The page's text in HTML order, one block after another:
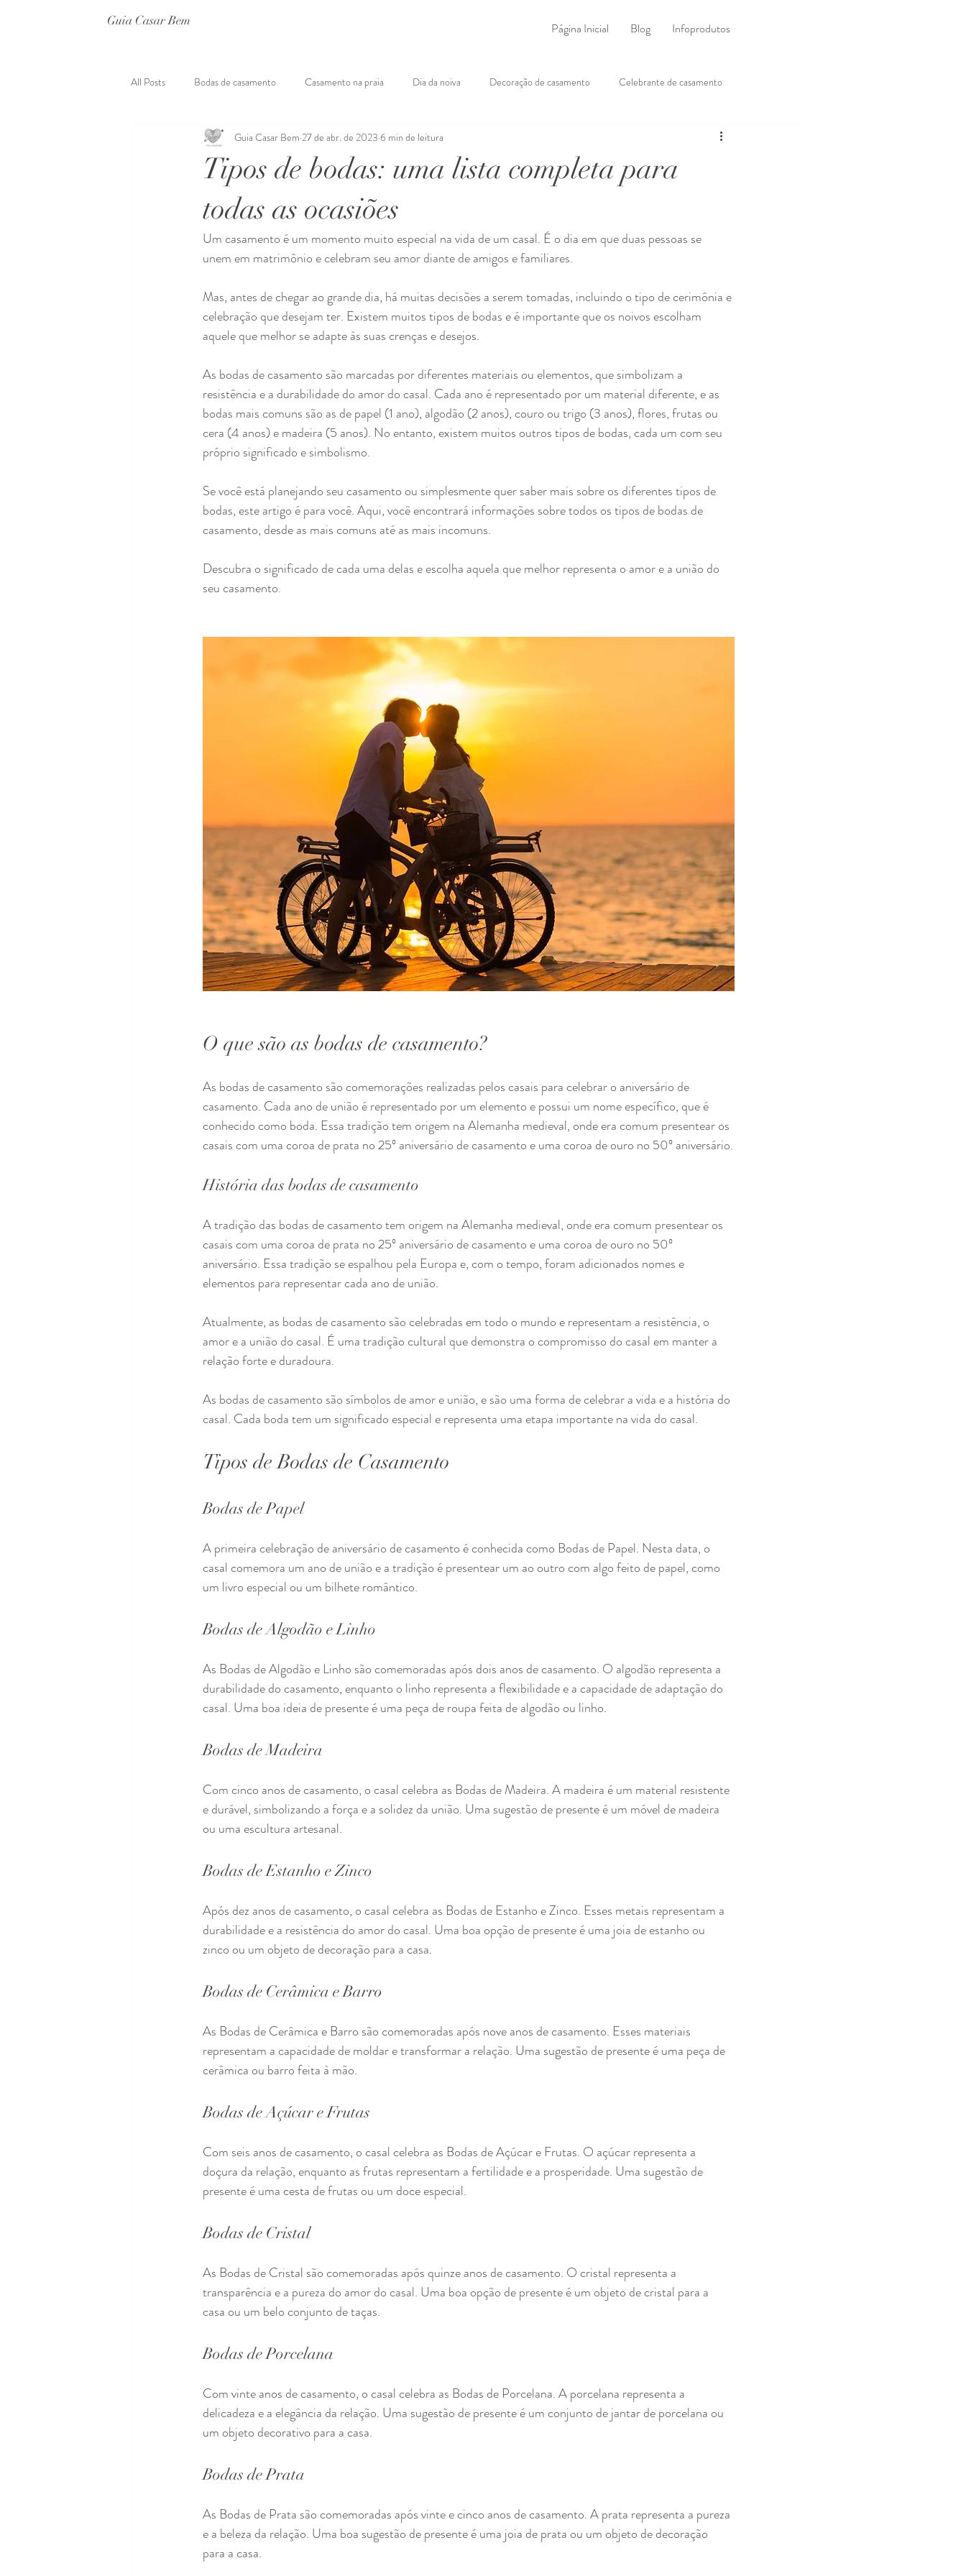
Guia Casar Bem Página Inicial Blog Infoprodutos
All Posts Bodas de casamento Casamento na praia Dia da noiva Decoração de casamento Celebrante de casamento
Lugar para Casamento Organização de casamento Músicas
Pedido de casamento Tema de casamento
Tipos de bodas: uma lista completa para
todas as ocasiões
Guia Casar Bem 27 de abr. de 2023 6 min de leitura
Um casamento é um momento muito especial na vida de um casal. É o dia em que duas pessoas se
unem em matrimônio e celebram seu amor diante de amigos e familiares.
Mas, antes de chegar ao grande dia, há muitas decisões a serem tomadas, incluindo o tipo de cerimônia e
celebração que desejam ter. Existem muitos tipos de bodas e é importante que os noivos escolham
aquele que melhor se adapte às suas crenças e desejos.
As bodas de casamento são marcadas por diferentes materiais ou elementos, que simbolizam a
resistência e a durabilidade do amor do casal. Cada ano é representado por um material diferente, e as
bodas mais comuns são as de papel (1 ano), algodão (2 anos), couro ou trigo (3 anos), flores, frutas ou
cera (4 anos) e madeira (5 anos). No entanto, existem muitos outros tipos de bodas, cada um com seu
próprio significado e simbolismo.
Se você está planejando seu casamento ou simplesmente quer saber mais sobre os diferentes tipos de
bodas, este artigo é para você. Aqui, você encontrará informações sobre todos os tipos de bodas de
casamento, desde as mais comuns até as mais incomuns.
Descubra o significado de cada uma delas e escolha aquela que melhor representa o amor e a união do
seu casamento.
O que são as bodas de casamento?
As bodas de casamento são comemorações realizadas pelos casais para celebrar o aniversário de
casamento. Cada ano de união é representado por um elemento e possui um nome específico, que é
conhecido como boda. Essa tradição tem origem na Alemanha medieval, onde era comum presentear os
casais com uma coroa de prata no 25º aniversário de casamento e uma coroa de ouro no 50º aniversário.
História das bodas de casamento
A tradição das bodas de casamento tem origem na Alemanha medieval, onde era comum presentear os
casais com uma coroa de prata no 25º aniversário de casamento e uma coroa de ouro no 50º
aniversário. Essa tradição se espalhou pela Europa e, com o tempo, foram adicionados nomes e
elementos para representar cada ano de união.
Atualmente, as bodas de casamento são celebradas em todo o mundo e representam a resistência, o
amor e a união do casal. É uma tradição cultural que demonstra o compromisso do casal em manter a
relação forte e duradoura.
As bodas de casamento são símbolos de amor e união, e são uma forma de celebrar a vida e a história do
casal. Cada boda tem um significado especial e representa uma etapa importante na vida do casal.
Tipos de Bodas de Casamento
Bodas de Papel
A primeira celebração de aniversário de casamento é conhecida como Bodas de Papel. Nesta data, o
casal comemora um ano de união e a tradição é presentear um ao outro com algo feito de papel, como
um livro especial ou um bilhete romântico.
Bodas de Algodão e Linho
As Bodas de Algodão e Linho são comemoradas após dois anos de casamento. O algodão representa a
durabilidade do casamento, enquanto o linho representa a flexibilidade e a capacidade de adaptação do
casal. Uma boa ideia de presente é uma peça de roupa feita de algodão ou linho.
Bodas de Madeira
Com cinco anos de casamento, o casal celebra as Bodas de Madeira. A madeira é um material resistente
e durável, simbolizando a força e a solidez da união. Uma sugestão de presente é um móvel de madeira
ou uma escultura artesanal.
Bodas de Estanho e Zinco
Após dez anos de casamento, o casal celebra as Bodas de Estanho e Zinco. Esses metais representam a
durabilidade e a resistência do amor do casal. Uma boa opção de presente é uma joia de estanho ou
zinco ou um objeto de decoração para a casa.
Bodas de Cerâmica e Barro
As Bodas de Cerâmica e Barro são comemoradas após nove anos de casamento. Esses materiais
representam a capacidade de moldar e transformar a relação. Uma sugestão de presente é uma peça de
cerâmica ou barro feita à mão.
Bodas de Açúcar e Frutas
Com seis anos de casamento, o casal celebra as Bodas de Açúcar e Frutas. O açúcar representa a
doçura da relação, enquanto as frutas representam a fertilidade e a prosperidade. Uma sugestão de
presente é uma cesta de frutas ou um doce especial.
Bodas de Cristal
As Bodas de Cristal são comemoradas após quinze anos de casamento. O cristal representa a
transparência e a pureza do amor do casal. Uma boa opção de presente é um objeto de cristal para a
casa ou um belo conjunto de taças.
Bodas de Porcelana
Com vinte anos de casamento, o casal celebra as Bodas de Porcelana. A porcelana representa a
delicadeza e a elegância da relação. Uma sugestão de presente é um conjunto de jantar de porcelana ou
um objeto decorativo para a casa.
Bodas de Prata
As Bodas de Prata são comemoradas após vinte e cinco anos de casamento. A prata representa a pureza
e a beleza da relação. Uma boa sugestão de presente é uma joia de prata ou um objeto de decoração
para a casa.